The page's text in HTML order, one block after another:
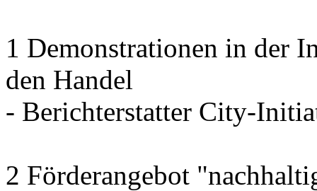
1 Demonstrationen in der
den Handel
- Berichterstatter City-
2 Förderangebot